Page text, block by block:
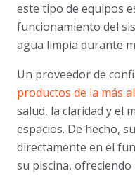
este tipo de equipos
funcionamiento del
agua limpia durante
Un proveedor de
productos de la más
salud, la claridad y el
espacios. De hecho,
directamente en el
su piscina, ofreciendo